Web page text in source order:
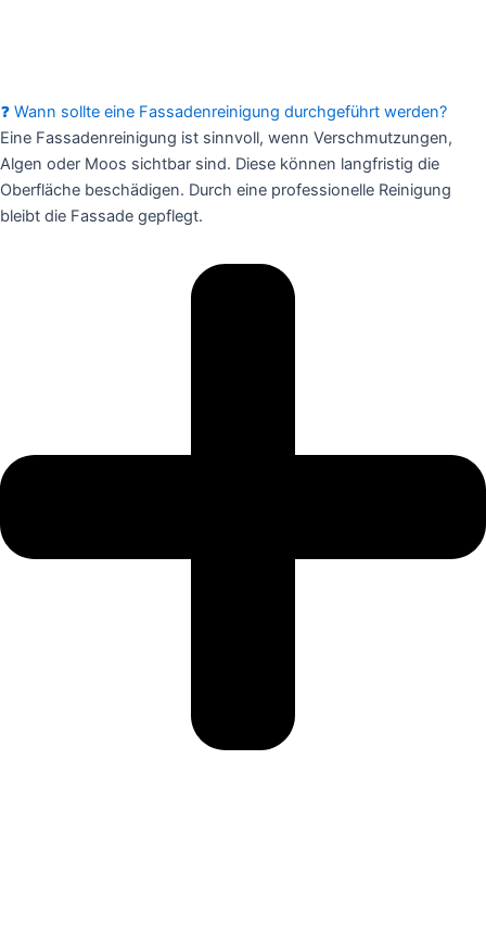
❓ Wann sollte eine Fassadenreinigung durchgeführt werden?
Eine Fassadenreinigung ist sinnvoll, wenn Verschmutzungen,
Algen oder Moos sichtbar sind. Diese können langfristig die
Oberfläche beschädigen. Durch eine professionelle Reinigung
bleibt die Fassade gepflegt.